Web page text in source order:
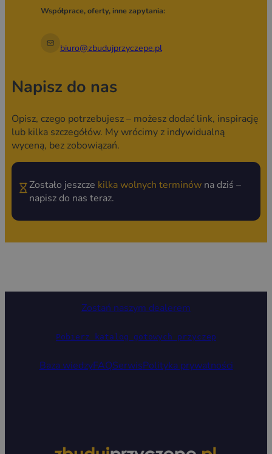
Współprace, oferty, inne zapytania:
biuro@zbudujprzyczepe.pl
Napisz do nas
Opisz, czego potrzebujesz – możesz dodać link, inspirację
lub kilka szczegółów. My wrócimy z indywidualną
wyceną, bez zobowiązań.
Zostało jeszcze kilka wolnych terminówna dziś –
napisz do nas teraz.
Zostań naszym dealerem
Pobierz katalog gotowych przyczep
Baza wiedzyFAQSerwisPolityka prywatności